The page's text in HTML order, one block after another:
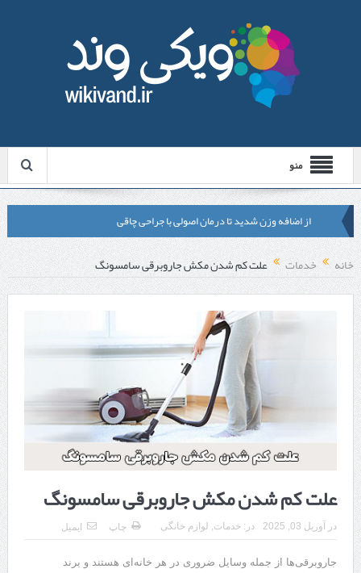
منو
از اضافه وزن شدید تا درمان اصولی با جراحی چاقی
لیزر موهای زائد شاتی یا رولی؟ مقایسه لیزرهای واقعی با شبه‌ لیزر در
مشهد
قبل از تماس با تعمیرکار ماشین ظرفشویی وستینگهاوس این موارد را
محصولات تراست؛ بهترین گزینه برای مراقبت از پوست
کلاس تیزهوشان برای چه دانش‌آموزانی ضروری‌تر است؟
آشنایی با هنر عاج کاری
7 سوئیت محبوب مشهد نزدیک حرم با غذا و نظر مسافران
درمان ترک های پوستی با لیزر در مشهد | لیزر فوتونا برای بهبود قطعی
خانه خدمات علت کم شدن مکش جاروبرقی سامسونگ
علت کم شدن مکش جاروبرقی سامسونگ
در آوریل 03, 2025 در: خدمات لوازم خانگی چاپ ایمیل
جاروبرقی‌ها از جمله وسایل ضروری در هر خانه‌ای هستند و برند